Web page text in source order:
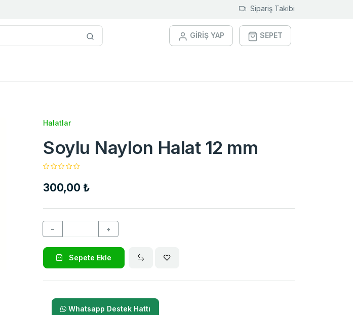
Sipariş Takibi
GİRİŞ YAP SEPET
Halatlar
Soylu Naylon Halat 12 mm
300,00 ₺
− +
Sepete Ekle
Whatsapp Destek Hattı